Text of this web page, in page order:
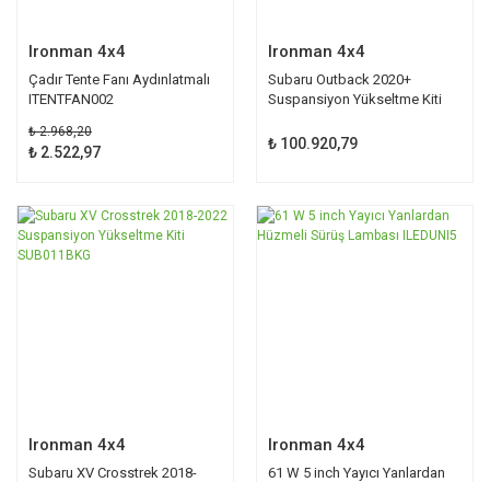
Ironman 4x4
Çadır Tente Fanı Aydınlatmalı
ITENTFAN002
₺ 2.968,20
₺ 2.522,97
Ironman 4x4
Subaru Outback 2020+
Suspansiyon Yükseltme Kiti
₺ 100.920,79
Ironman 4x4
Subaru XV Crosstrek 2018-
Ironman 4x4
61 W 5 inch Yayıcı Yanlardan